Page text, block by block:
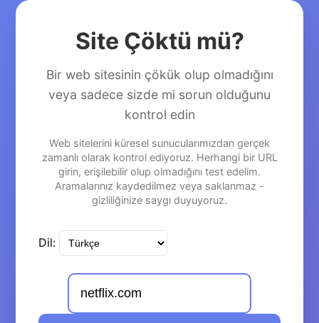
Site Çöktü mü?
Bir web sitesinin çökük olup olmadığını
veya sadece sizde mi sorun olduğunu
kontrol edin
Web sitelerini küresel sunucularımızdan gerçek
zamanlı olarak kontrol ediyoruz. Herhangi bir URL
girin, erişilebilir olup olmadığını test edelim.
Aramalarınız kaydedilmez veya saklanmaz -
gizliliğinize saygı duyuyoruz.
Dil: